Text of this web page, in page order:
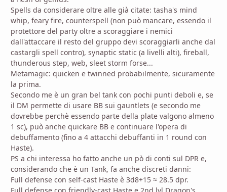
Spells da considerare oltre alle già citate: tasha's mind
whip, feary fire, counterspell (non può mancare, essendo il
protettore del party oltre a scoraggiare i nemici
dall'attaccare il resto del gruppo devi scoraggiarli anche dal
castargli spell contro), synaptic static (a livelli alti), fireball,
thunderous step, web, sleet storm forse...
Metamagic: quicken e twinned probabilmente, sicuramente
la prima.
Secondo me è un gran bel tank con pochi punti deboli e, se
il DM permette di usare BB sui gauntlets (e secondo me
dovrebbe perchè essendo parte della plate valgono almeno
1 sc), può anche quickare BB e continuare l'opera di
debuffamento (fino a 4 attacchi debuffanti in 1 round con
Haste).
PS a chi interessa ho fatto anche un pò di conti sul DPR e,
considerando che è un Tank, fa anche discreti danni:
Full defense con self-cast Haste è 3d8+15 ≈ 28.5 dpr.
Full defense con friendly-cast Haste e 2nd lvl Dragon's